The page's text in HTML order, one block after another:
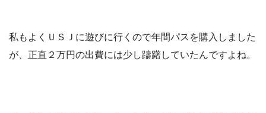
私もよくＵＳＪに遊びに行くので年間パスを購入しました
が、正直２万円の出費には少し躊躇していたんですよね。